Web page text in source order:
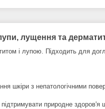
лущення та
і лупою. Підходить для
шкіри з непатологічними
природне здоров'я